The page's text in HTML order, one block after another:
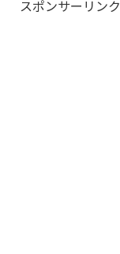
スポンサーリンク